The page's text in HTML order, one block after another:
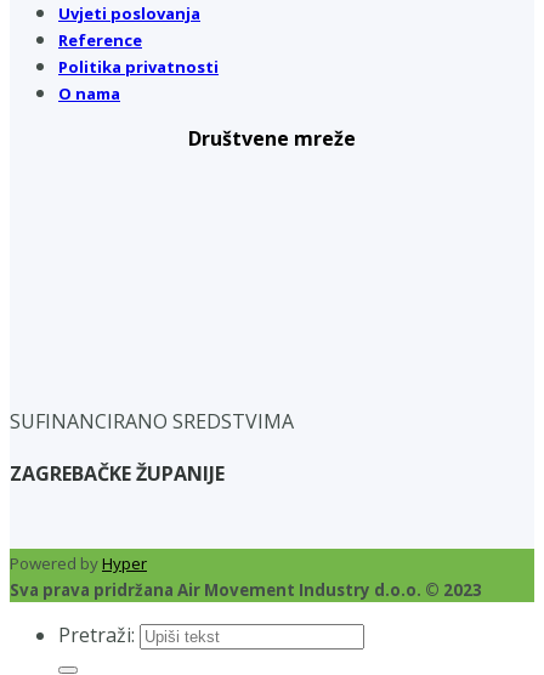
Uvjeti poslovanja
Reference
Politika privatnosti
O nama
Društvene mreže
SUFINANCIRANO SREDSTVIMA
ZAGREBAČKE ŽUPANIJE
Powered byHyper
Sva prava pridržana Air Movement Industry d.o.o. © 2023
Pretraži: